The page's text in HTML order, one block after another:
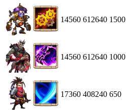
14560 612640 1500
14560 612640 1000
17360 408240 650